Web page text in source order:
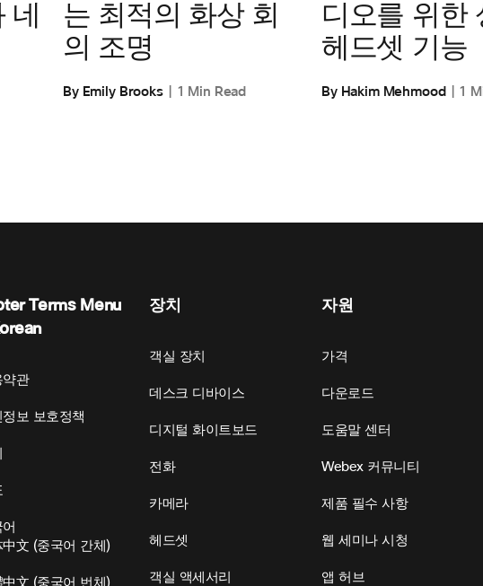
는 최적의 화상 회
의 조명
By Emily Brooks 1 Min Read
디오를 위한
헤드셋 기능
By Hakim Mehmood 1
Terms Menu
약관
정보 보호정책
中文 (중국어 간체 )
中文 (중국어 번체 )
장치
객실 장치
데스크 디바이스
디지털 화이트보드
전화
카메라
헤드셋
객실 액세서리
자원
가격
다운로드
도움말 센터
Webex 커뮤니티
제품 필수 사항
웹 세미나 시청
앱 허브